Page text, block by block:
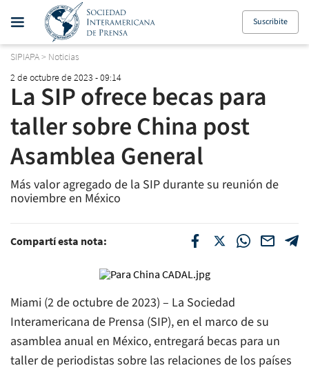
Suscribite
SIPIAPA> Noticias
2 de octubre de 2023 - 09:14
La SIP ofrece becas para
taller sobre China post
Asamblea General
Más valor agregado de la SIP durante su reunión de
noviembre en México
Compartí esta nota:
Miami (2 de octubre de 2023) – La Sociedad
Interamericana de Prensa (SIP), en el marco de su
asamblea anual en México, entregará becas para un
taller de periodistas sobre las relaciones de los países